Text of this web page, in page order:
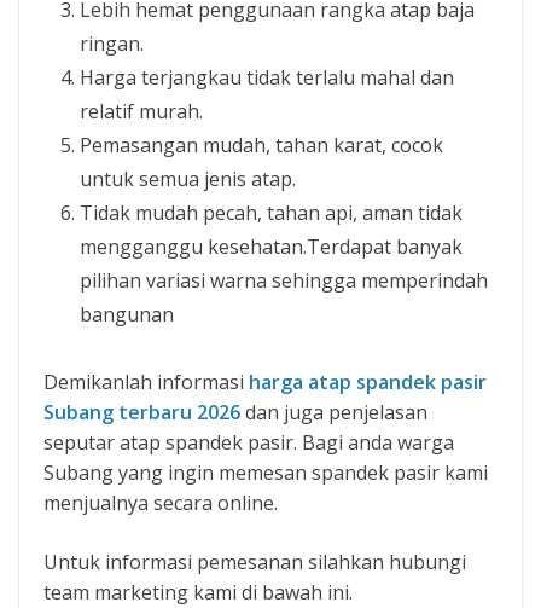
Lebih hemat penggunaan rangka atap baja
ringan.
Harga terjangkau tidak terlalu mahal dan
relatif murah.
Pemasangan mudah, tahan karat, cocok
untuk semua jenis atap.
Tidak mudah pecah, tahan api, aman tidak
mengganggu kesehatan.Terdapat banyak
pilihan variasi warna sehingga memperindah
bangunan
Demikanlah informasi harga atap spandek pasir
Subang terbaru 2026dan juga penjelasan
seputar atap spandek pasir. Bagi anda warga
Subang yang ingin memesan spandek pasir kami
menjualnya secara online.
Untuk informasi pemesanan silahkan hubungi
team marketing kami di bawah ini.